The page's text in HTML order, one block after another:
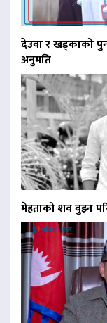
देउवा र खड्काको
अनुमति
मेहताको शव बुझ्न